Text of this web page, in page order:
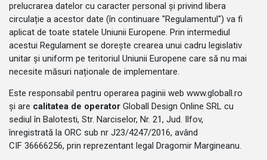
prelucrarea datelor cu caracter personal și privind libera
circulație a acestor date (în continuare "Regulamentul") va fi
aplicat de toate statele Uniunii Europene. Prin intermediul
acestui Regulament se dorește crearea unui cadru legislativ
unitar și uniform pe teritoriul Uniunii Europene care să nu mai
necesite măsuri naționale de implementare.
Este responsabil pentru operarea paginii web www.globall.ro
și are calitatea de operator Globall Design Online SRL cu
sediul în Balotesti, Str. Narciselor, Nr. 21, Jud. Ilfov,
înregistrată la ORC sub nr J23/4247/2016, având
CIF 36666256, prin reprezentant legal Dragomir Margineanu.